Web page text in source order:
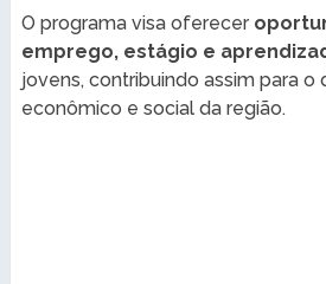
O programa visa oferecer
emprego, estágio e
jovens, contribuindo assim para
econômico e social da região.